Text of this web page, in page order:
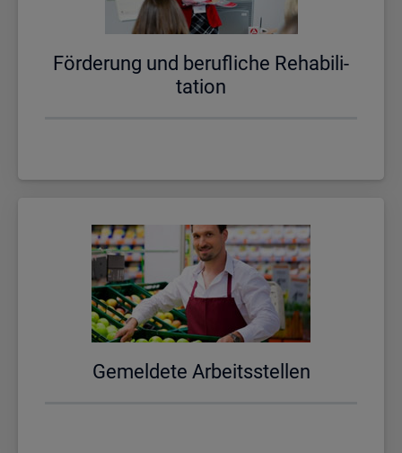
För­de­rung und be­ruf­li­che Re­ha­bi­li­
ta­ti­on
Ge­mel­de­te Ar­beits­stel­len